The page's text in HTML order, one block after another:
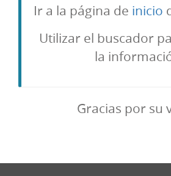
Ir a la página de inicio
Utilizar el buscador
la
Gracias por su